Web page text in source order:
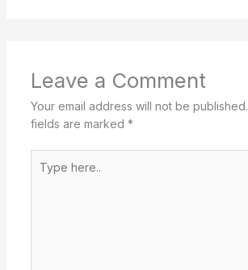
Leave a Comment
Your email address will not be published.
fields are marked *
here..